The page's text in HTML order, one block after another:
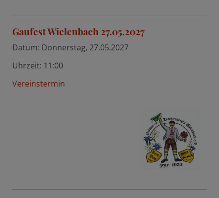
Gaufest Wielenbach 27.05.2027
Datum: Donnerstag, 27.05.2027
Uhrzeit: 11:00
Vereinstermin